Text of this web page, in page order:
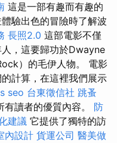
這是一部有趣而有趣的
驗出色的冒險時了解波
長照2.0 這部電影不僅
，這要歸功於Dwayne
）的毛伊人物。 電影
計算，在這裡我們展示
seo 台東徵信社 跳蚤
讀者的優質內容。 防
建議 它提供了獨特的訪
內設計 貨運公司 醫美做